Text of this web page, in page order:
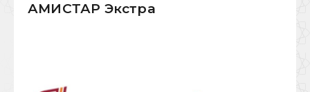
АМИСТАР Экстра